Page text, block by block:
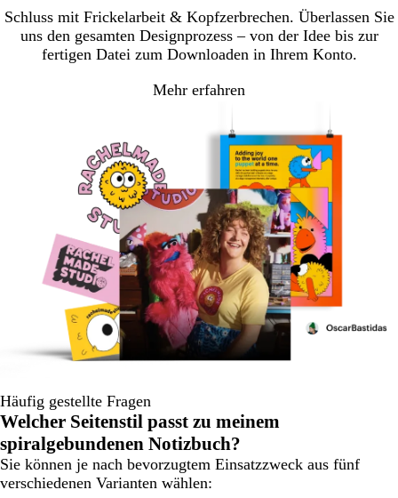
Schluss mit Frickelarbeit & Kopfzerbrechen. Überlassen Sie
uns den gesamten Designprozess – von der Idee bis zur
fertigen Datei zum Downloaden in Ihrem Konto.
Mehr erfahren
Häufig gestellte Fragen
Welcher Seitenstil passt zu meinem
spiralgebundenen Notizbuch?
Sie können je nach bevorzugtem Einsatzzweck aus fünf
verschiedenen Varianten wählen: